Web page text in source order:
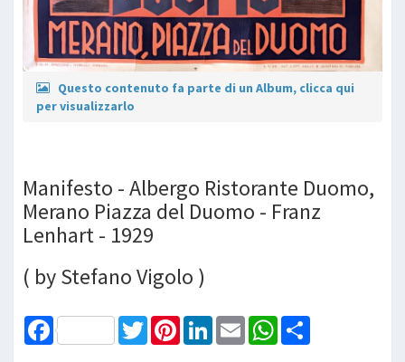
Questo contenuto fa parte di un Album, clicca qui
per visualizzarlo
Manifesto - Albergo Ristorante Duomo,
Merano Piazza del Duomo - Franz
Lenhart - 1929
( by Stefano Vigolo )
Facebook TwitterPinterestLinkedInEmail WhatsApp